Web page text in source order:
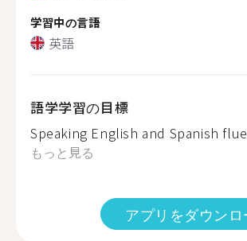
学習中の言語
英語
語学学習の目標
Speaking English and Spanish
もっと見る
アプリをダウン